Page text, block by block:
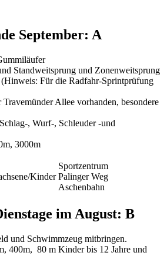
September: A
Standweitsprung und Zonenweitsprung
Für die Radfahr-Sprintprüfung
Travemünder Allee vorhanden, besondere
, Wurf-, Schleuder -und
3000m
Kinder
Sportzentrum
Palinger Weg
Aschenbahn
im August: B
und Schwimmzeug mitbringen.
400m, 80 m Kinder bis 12 Jahre und